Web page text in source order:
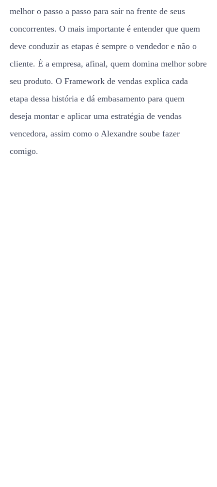
melhor o passo a passo para sair na frente de seus
concorrentes. O mais importante é entender que quem
deve conduzir as etapas é sempre o vendedor e não o
cliente. É a empresa, afinal, quem domina melhor sobre
seu produto. O Framework de vendas explica cada
etapa dessa história e dá embasamento para quem
deseja montar e aplicar uma estratégia de vendas
vencedora, assim como o Alexandre soube fazer
comigo.